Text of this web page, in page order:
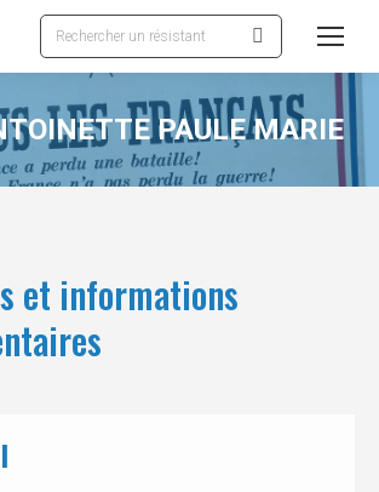
Recherche
:
PAULE MARIE
et informations